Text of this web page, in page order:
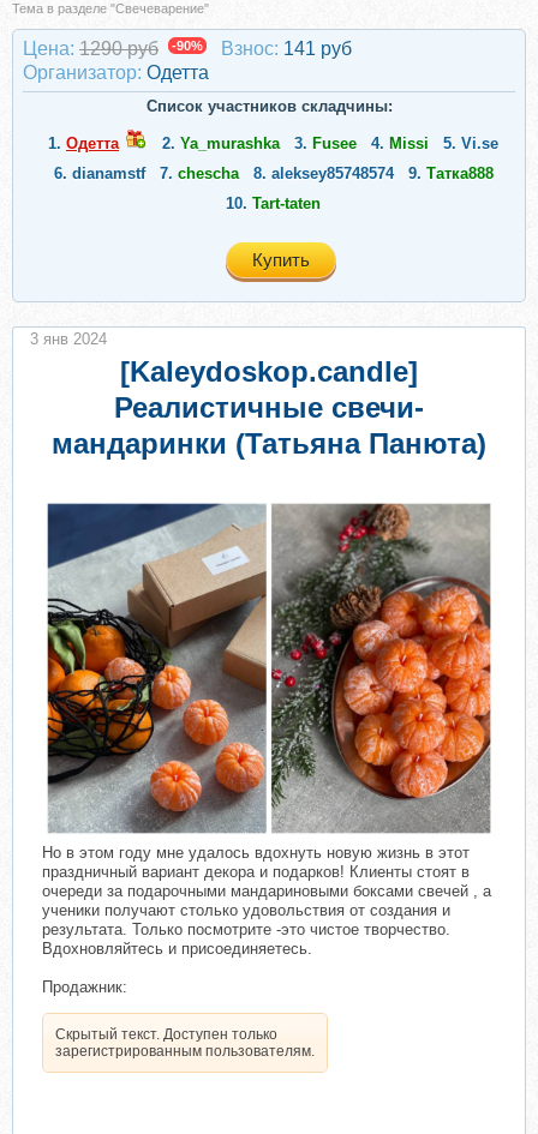
Тема в разделе "Свечеварение"
Цена: 1290 руб -90% Взнос: 141 руб
Организатор: Одетта
Список участников складчины:
1. Одетта 2. Ya_murashka 3. Fusee 4. Missi 5. Vi.se
6. dianamstf 7. chescha 8. aleksey85748574 9. Татка888
10. Tart-taten
Купить
[Kaleydoskop.candle]
Реалистичные свечи-
мандаринки (Татьяна Панюта)
Но в этом году мне удалось вдохнуть новую жизнь в этот
праздничный вариант декора и подарков! Клиенты стоят в
очереди за подарочными мандариновыми боксами свечей , а
ученики получают столько удовольствия от создания и
результата. Только посмотрите -это чистое творчество.
Вдохновляйтесь и присоединяетесь.
Продажник:
Скрытый текст. Доступен только
зарегистрированным пользователям.
3 янв 2024